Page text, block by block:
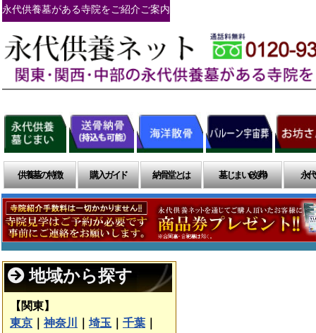
永代供養墓がある寺院をご紹介ご案内
供養墓の特徴 購入ガイド 納骨堂とは 墓じまい(改葬) 永
地域から探す
【関東】
東京
神奈川 埼玉 千葉